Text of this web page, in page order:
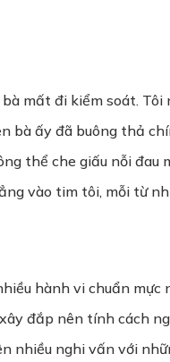
mất đi kiểm soát. Tôi
bà ấy đã buông thả
thể che giấu nỗi đau
vào tim tôi, mỗi từ
hành vi chuẩn mực
đắp nên tính cách
nhiều nghi vấn với